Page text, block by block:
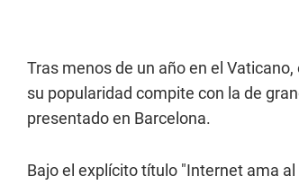
Tras menos de un año en el
su popularidad compite con la de
presentado en Barcelona.
Bajo el explícito título "Internet ama